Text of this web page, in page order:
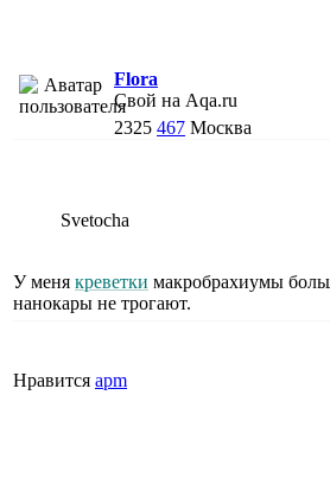
Flora
Свой на Aqa.ru
2325 467 Москва
Svetocha
У меня креветки макробрахиумы
нанокары не трогают.
Нравится apm